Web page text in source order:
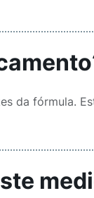
da fórmula.